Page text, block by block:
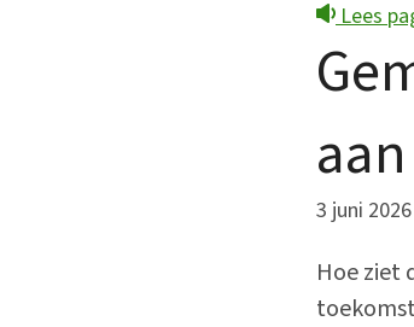
Melding doen
Lees
3 juni 2026
Hoe ziet